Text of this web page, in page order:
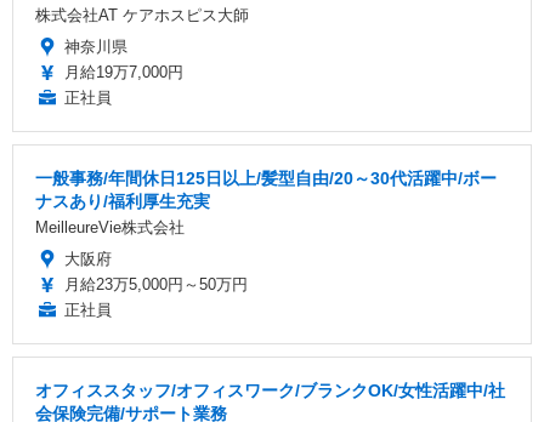
株式会社AT ケアホスピス大師
神奈川県
月給19万7,000円
正社員
一般事務/年間休日125日以上/髪型自由/20～30代活躍中/ボー
ナスあり/福利厚生充実
MeilleureVie株式会社
大阪府
月給23万5,000円～50万円
正社員
オフィススタッフ/オフィスワーク/ブランクOK/女性活躍中/社
会保険完備/サポート業務